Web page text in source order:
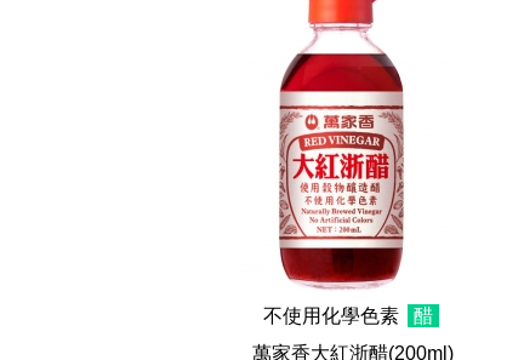
不使用化學色素
醋
萬家香大紅浙醋(200ml)